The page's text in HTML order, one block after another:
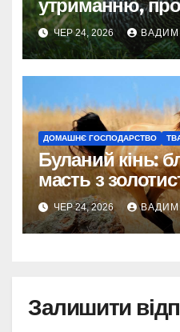
утриманню,
догляду
ЧЕР 24, 2026 ВАДИМ
ДОМАШНЄ ГОСПОДАРСТВО
Буланий кінь:
масть з
ЧЕР 24, 2026 ВАДИМ
Залишити